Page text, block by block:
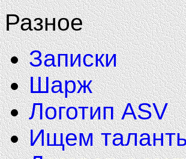
Разное
Записки
Шарж
Логотип ASV
Ищем